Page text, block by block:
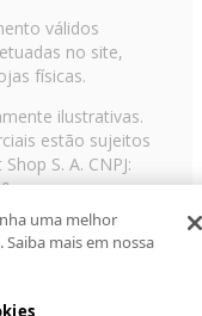
válidos
no site,
físicas.
ilustrativas.
estão sujeitos
S. A. CNPJ:
Carandiru, São
11 3003-3728 ©
reservados
uma melhor
mais em nossa